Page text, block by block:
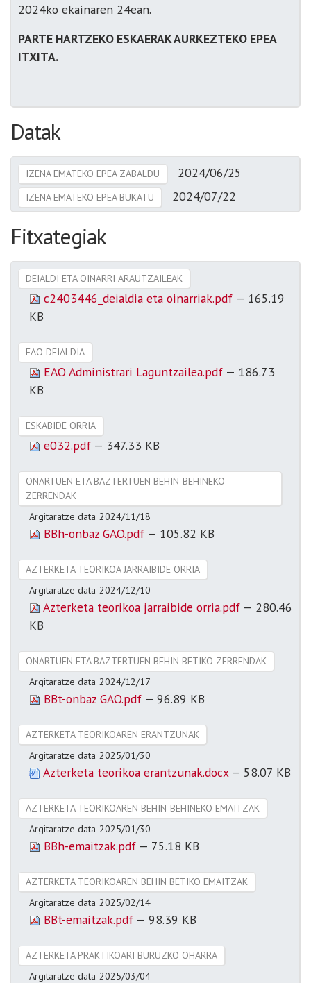
2024ko ekainaren 24ean.
PARTE HARTZEKO ESKAERAK AURKEZTEKO EPEA
ITXITA.
Datak
IZENA EMATEKO EPEA ZABALDU 2024/06/25
IZENA EMATEKO EPEA BUKATU 2024/07/22
Fitxategiak
DEIALDI ETA OINARRI ARAUTZAILEAK
c2403446_deialdia eta oinarriak.pdf — 165.19
KB
EAO DEIALDIA
EAO Administrari Laguntzailea.pdf — 186.73
KB
ESKABIDE ORRIA
e032.pdf — 347.33 KB
ONARTUEN ETA BAZTERTUEN BEHIN-BEHINEKO
ZERRENDAK
Argitaratze data 2024/11/18
BBh-onbaz GAO.pdf — 105.82 KB
AZTERKETA TEORIKOA JARRAIBIDE ORRIA
Argitaratze data 2024/12/10
Azterketa teorikoa jarraibide orria.pdf — 280.46
KB
ONARTUEN ETA BAZTERTUEN BEHIN BETIKO ZERRENDAK
Argitaratze data 2024/12/17
BBt-onbaz GAO.pdf — 96.89 KB
AZTERKETA TEORIKOAREN ERANTZUNAK
Argitaratze data 2025/01/30
Azterketa teorikoa erantzunak.docx — 58.07 KB
AZTERKETA TEORIKOAREN BEHIN-BEHINEKO EMAITZAK
Argitaratze data 2025/01/30
BBh-emaitzak.pdf — 75.18 KB
AZTERKETA TEORIKOAREN BEHIN BETIKO EMAITZAK
Argitaratze data 2025/02/14
BBt-emaitzak.pdf — 98.39 KB
AZTERKETA PRAKTIKOARI BURUZKO OHARRA
Argitaratze data 2025/03/04